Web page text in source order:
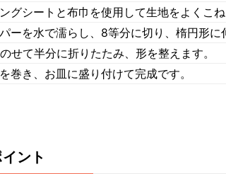
グシートと布巾を使用して生地をよくこね
ーを水で濡らし、8等分に切り、楕円形に
せて半分に折りたたみ、形を整えます。
巻き、お皿に盛り付けて完成です。
ント